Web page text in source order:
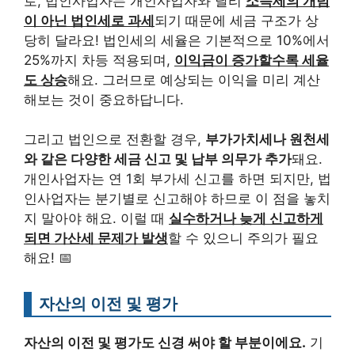
이 아닌 법인세로 과세되기 때문에 세금 구조가 상
당히 달라요! 법인세의 세율은 기본적으로 10%에서
25%까지 차등 적용되며, 이익금이 증가할수록 세율
도 상승해요. 그러므로 예상되는 이익을 미리 계산
해보는 것이 중요하답니다.
그리고 법인으로 전환할 경우, 부가가치세나 원천세
와 같은 다양한 세금 신고 및 납부 의무가 추가돼요.
개인사업자는 연 1회 부가세 신고를 하면 되지만, 법
인사업자는 분기별로 신고해야 하므로 이 점을 놓치
지 말아야 해요. 이럴 때 실수하거나 늦게 신고하게
되면 가산세 문제가 발생할 수 있으니 주의가 필요
해요! 📅
자산의 이전 및 평가
자산의 이전 및 평가도 신경 써야 할 부분이에요. 기